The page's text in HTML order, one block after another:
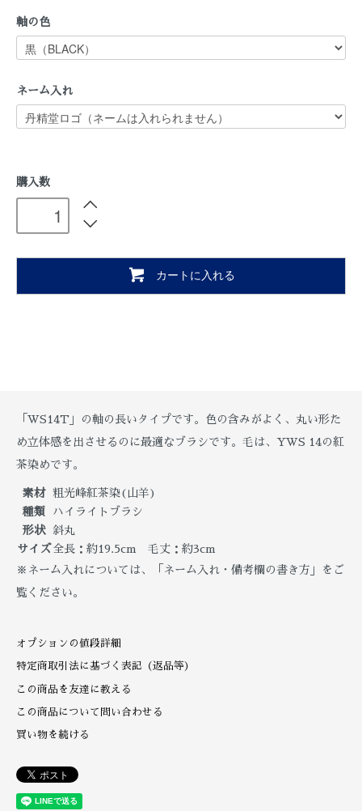
軸の色
ネーム入れ
購入数
カートに入れる
「WS14T」の軸の長いタイプです。色の含みがよく、丸い形た
め立体感を出させるのに最適なブラシです。毛は、YWS 14の紅
茶染めです。
素材
粗光峰紅茶染(山羊)
種類
ハイライトブラシ
形状
斜丸
サイズ 全長：約19.5cm 毛丈：約3cm
※ネーム入れについては、「ネーム入れ・備考欄の書き方」をご
覧ください。
オプションの値段詳細
特定商取引法に基づく表記（返品等）
この商品を友達に教える
この商品について問い合わせる
買い物を続ける